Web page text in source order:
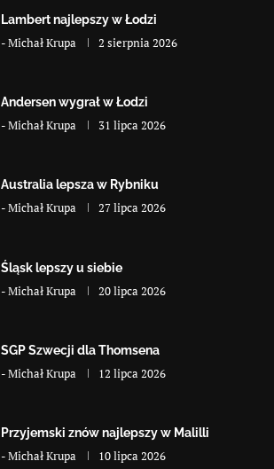
Lambert najlepszy w Łodzi
-Michał Krupa 2 sierpnia 2026
Andersen wygrał w Łodzi
-Michał Krupa 31 lipca 2026
Australia lepsza w Rybniku
-Michał Krupa 27 lipca 2026
Śląsk lepszy u siebie
-Michał Krupa 20 lipca 2026
SGP Szwecji dla Thomsena
-Michał Krupa 12 lipca 2026
Przyjemski znów najlepszy w Malilli
-Michał Krupa 10 lipca 2026